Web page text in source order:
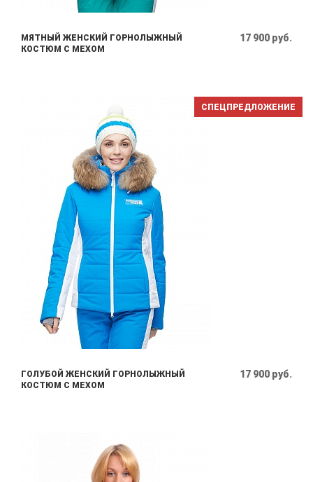
МЯТНЫЙ ЖЕНСКИЙ ГОРНОЛЫЖНЫЙ
КОСТЮМ С МЕХОМ
17 900 руб.
СПЕЦПРЕДЛОЖЕНИЕ
ГОЛУБОЙ ЖЕНСКИЙ ГОРНОЛЫЖНЫЙ
КОСТЮМ С МЕХОМ
17 900 руб.